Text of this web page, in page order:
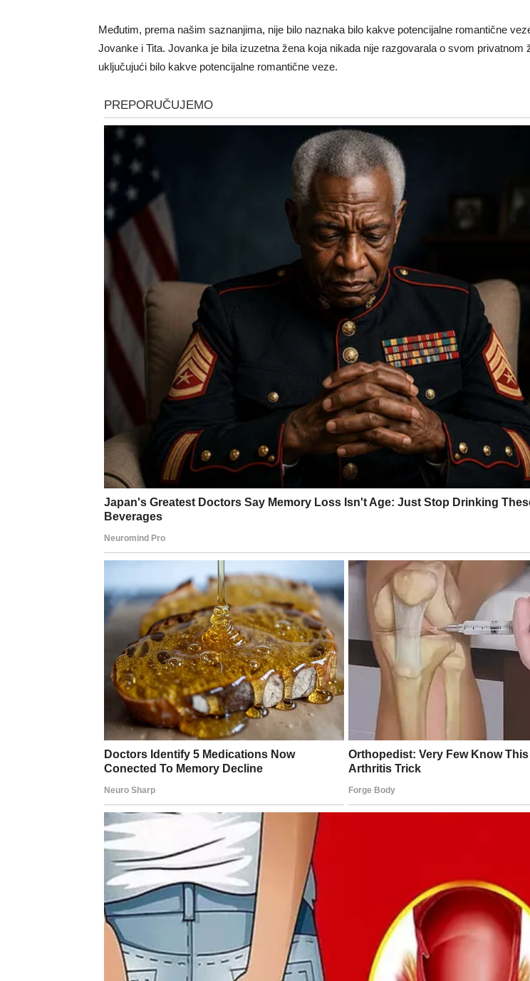
Međutim, prema našim saznanjima, nije bilo naznaka bilo kakve potencijalne romantične
Jovanke i Tita. Jovanka je bila izuzetna žena koja nikada nije razgovarala o svom privatnom
uključujući bilo kakve potencijalne romantične veze.